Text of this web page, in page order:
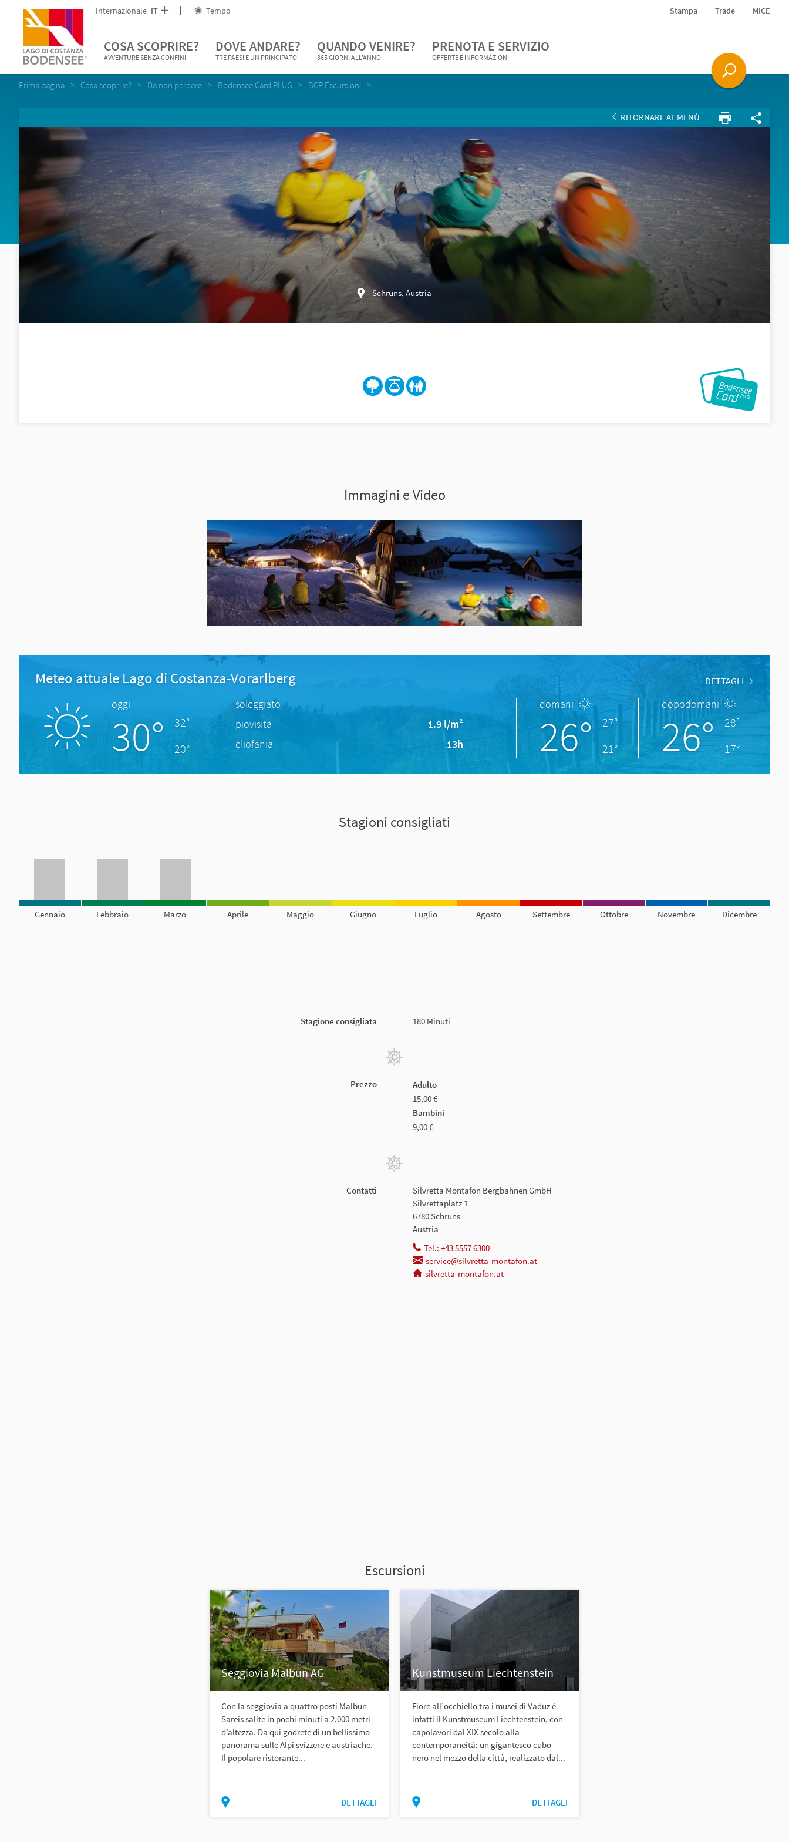
Internazionale IT Tempo Stampa Trade MICE
COSA SCOPRIRE?
AVVENTURE SENZA CONFINI
DOVE ANDARE?
TRE PAESI E UN PRINCIPATO
QUANDO VENIRE?
365 GIORNI ALL'ANNO
PRENOTA E SERVIZIO
OFFERTE E INFORMAZIONI
Prima pagina Cosa scoprire? Da non perdere Bodensee Card PLUS BCP Escursioni
RITORNARE AL MENÙ
Schruns, Austria
Immagini e Video
Meteo attuale Lago di Costanza-Vorarlberg DETTAGLI
oggi
30°
32°
20°
soleggiato
piovisità
1.9 l/m²
eliofania
13h
domani
26°
27°
21°
dopodomani
26°
28°
17°
Stagioni consigliati
Gennaio Febbraio Marzo Aprile Maggio Giugno Luglio Agosto Settembre Ottobre Novembre Dicembre
Stagione consigliata 180 Minuti
Prezzo
Adulto
15,00 €
Bambini
9,00 €
Contatti
Silvretta Montafon Bergbahnen GmbH
Silvrettaplatz 1
6780 Schruns
Austria
Tel.: +43 5557 6300
service@silvretta-montafon.at
silvretta-montafon.at
Escursioni
Seggiovia Malbun AG
Con la seggiovia a quattro posti Malbun-
Sareis salite in pochi minuti a 2.000 metri
d’altezza. Da qui godrete di un bellissimo
panorama sulle Alpi svizzere e austriache.
Il popolare ristorante...
DETTAGLI
Kunstmuseum Liechtenstein
Fiore all’occhiello tra i musei di Vaduz è
infatti il Kunstmuseum Liechtenstein, con
capolavori dal XIX secolo alla
contemporaneità: un gigantesco cubo
nero nel mezzo della città, realizzato dal...
DETTAGLI